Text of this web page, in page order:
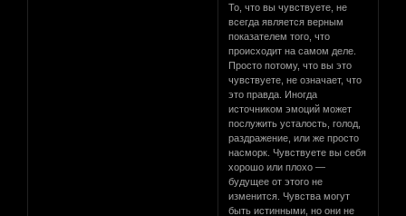
То, что вы чувствуете, не
всегда является верным
показателем того, что
происходит на самом деле.
Просто потому, что вы это
чувствуете, не означает, что
это правда. Иногда
источником эмоций может
послужить усталость, голод,
раздражение, или же просто
насморк. Чувствуете вы себя
хорошо или плохо —
будущее от этого не
изменится. Чувства могут
быть истинными, но они не